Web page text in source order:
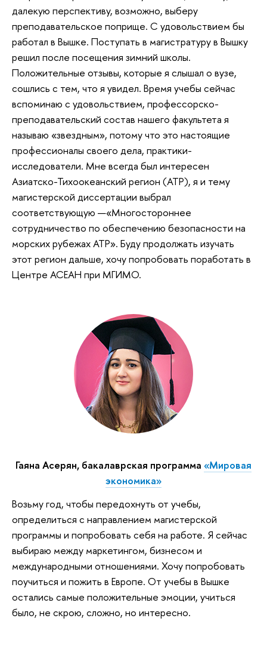
далекую перспективу, возможно, выберу
преподавательское поприще. С удовольствием бы
работал в Вышке. Поступать в магистратуру в Вышку
решил после посещения зимний школы.
Положительные отзывы, которые я слышал о вузе,
сошлись с тем, что я увидел. Время учебы сейчас
вспоминаю с удовольствием, профессорско-
преподавательский состав нашего факультета я
называю «звездным», потому что это настоящие
профессионалы своего дела, практики-
исследователи. Мне всегда был интересен
Азиатско-Тихоокеанский регион (АТР), я и тему
магистерской диссертации выбрал
соответствующую —«Многостороннее
сотрудничество по обеспечению безопасности на
морских рубежах АТР». Буду продолжать изучать
этот регион дальше, хочу попробовать поработать в
Центре АСЕАН при МГИМО.
Гаяна Асерян, бакалаврская программа «Мировая
экономика»
Возьму год, чтобы передохнуть от учебы,
определиться с направлением магистерской
программы и попробовать себя на работе. Я сейчас
выбираю между маркетингом, бизнесом и
международными отношениями. Хочу попробовать
поучиться и пожить в Европе. От учебы в Вышке
остались самые положительные эмоции, учиться
было, не скрою, сложно, но интересно.